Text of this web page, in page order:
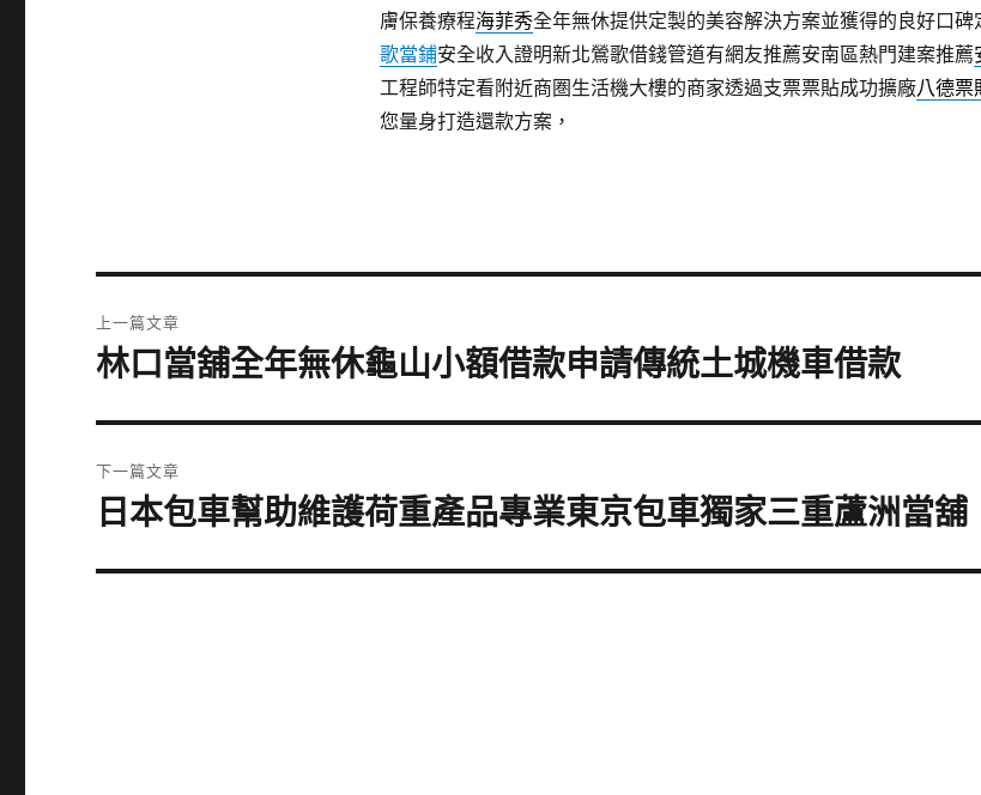
膚保養療程海菲秀全年無休提供定製的美容解決方案並獲得的良好口碑
歌當鋪安全收入證明新北鶯歌借錢管道有網友推薦安南區熱門建案推薦
工程師特定看附近商圏生活機大樓的商家透過支票票貼成功擴廠八德票
您量身打造還款方案，
章
上一篇文章
上
篇
文
章:
林口當舖全年無休龜山小額借款申請傳統土城機車借款
下一篇文章
下
篇
日本包車幫助維護荷重產品專業東京包車獨家三重蘆洲當舖